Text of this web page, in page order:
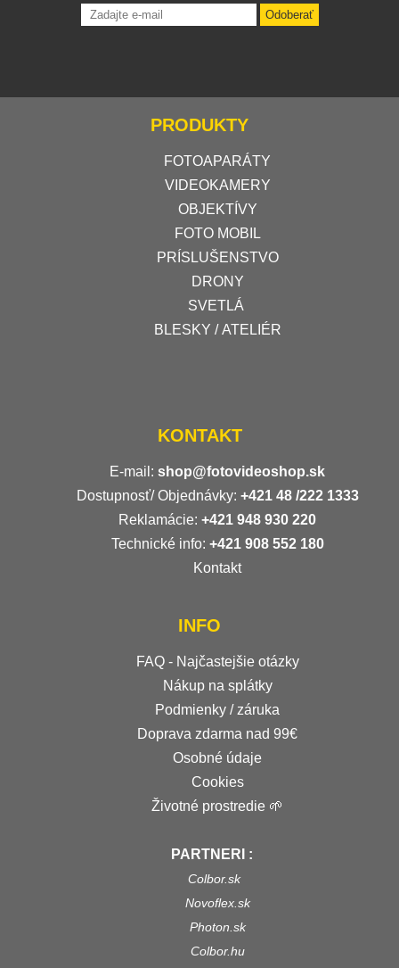
Odoberať
PRODUKTY
FOTOAPARÁTY
VIDEOKAMERY
OBJEKTÍVY
FOTO MOBIL
PRÍSLUŠENSTVO
DRONY
SVETLÁ
BLESKY / ATELIÉR
KONTAKT
E-mail: shop@fotovideoshop.sk
Dostupnosť/ Objednávky: +421 48 /222 1333
Reklamácie: +421 948 930 220
Technické info: +421 908 552 180
Kontakt
INFO
FAQ - Najčastejšie otázky
Nákup na splátky
Podmienky / záruka
Doprava zdarma nad 99€
Osobné údaje
Cookies
Životné prostredie 🌱
PARTNERI :
Colbor.sk
Novoflex.sk
Photon.sk
Colbor.hu